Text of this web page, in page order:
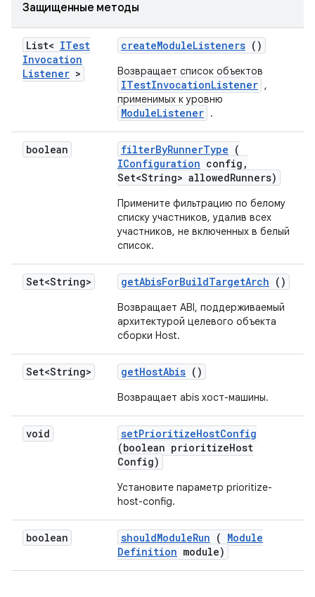
Защищенные методы
List< ITest
Invocation
Listener >
createModuleListeners ()
Возвращает список объектов
ITestInvocationListener ,
применимых к уровню
ModuleListener .
boolean filterByRunnerType (
IConfiguration config ,
Set<String> allowedRunners)
Примените фильтрацию по белому
списку участников, удалив всех
участников, не включенных в белый
список.
Set<String> getAbisForBuildTargetArch ()
Возвращает ABI, поддерживаемый
архитектурой целевого объекта
сборки Host.
Set<String> getHostAbis ()
Возвращает abis хост-машины.
void setPrioritizeHostConfig
(boolean prioritizeHost
Config)
Установите параметр prioritize-
host-config.
boolean shouldModuleRun ( Module
Definition module)